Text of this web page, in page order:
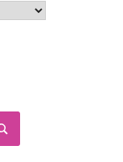
Search